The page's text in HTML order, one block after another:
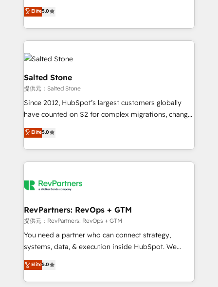
experienced and fully accredited HubSpot Solutions
Partner. 🚀 With 2,750+ HubSpot projects delivered
and 370+ specialists across EMEA, APAC and NAM,
we de-risk complex CRM programmes and
accelerate ROI across every HubSpot Hub. 🧭 From
multi-region migrations to AI-powered automation,
we turn complexity into clarity, human at global
scale. 🏆 HubSpot’s CEO called us “the partner of the
future.” Others agree it is proof of trust built through
measurable impact.
Elite5.0
Salted Stone
提供元：Salted Stone
Since 2012, HubSpot’s largest customers globally
have counted on S2 for complex migrations, change
management, systems integration, and creative
solutions that deliver measurable impact and
transform brand experiences As one of the few full-
service creative agencies in the HubSpot
winning design to build scalable, globally
marketing campaigns, & RevOps frameworks that
fuel long-term success We connect the entire
customer lifecycle through seamless integrations,
ensure long-term adoption with change-
and service to drive sustainable growth With 6 key
HubSpot accreditations and experience across
Elite5.0
RevPartners: RevOps + GTM
提供元：RevPartners: RevOps + GTM
You need a partner who can connect strategy,
systems, data, & execution inside HubSpot. We
bridge the gap where most agencies fall short by
combining GTM strategy with technical execution to
solve the right problem with the right solution. As the
Elite5.0